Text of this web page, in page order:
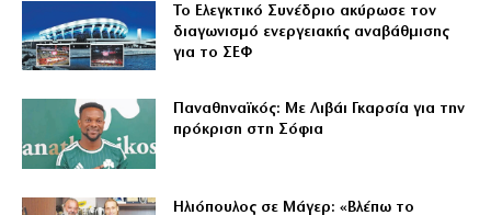
Το Ελεγκτικό Συνέδριο ακύρωσε τον
διαγωνισμό ενεργειακής αναβάθμισης
για το ΣΕΦ
Παναθηναϊκός: Με Λιβάι Γκαρσία για την
πρόκριση στη Σόφια
Ηλιόπουλος σε Μάγερ: «Βλέπω το